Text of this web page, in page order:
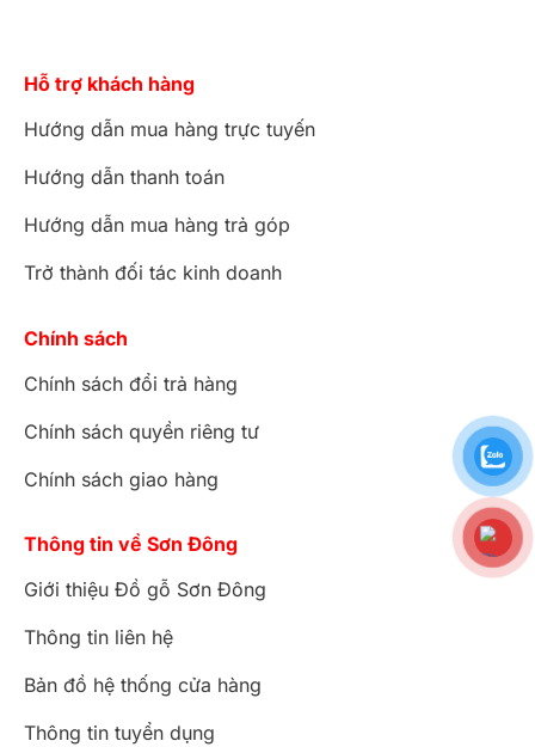
Hỗ trợ khách hàng
Hướng dẫn mua hàng trực tuyến
Hướng dẫn thanh toán
Hướng dẫn mua hàng trả góp
Trở thành đối tác kinh doanh
Chính sách
Chính sách đổi trả hàng
Chính sách quyền riêng tư
Chính sách giao hàng
Thông tin về Sơn Đông
Giới thiệu Đồ gỗ Sơn Đông
Thông tin liên hệ
Bản đồ hệ thống cửa hàng
Thông tin tuyển dụng